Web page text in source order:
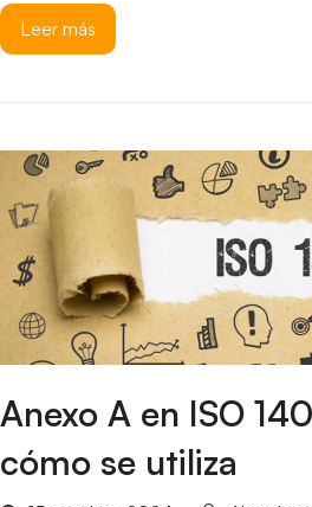
Leer más
Anexo A en ISO
cómo se utiliza